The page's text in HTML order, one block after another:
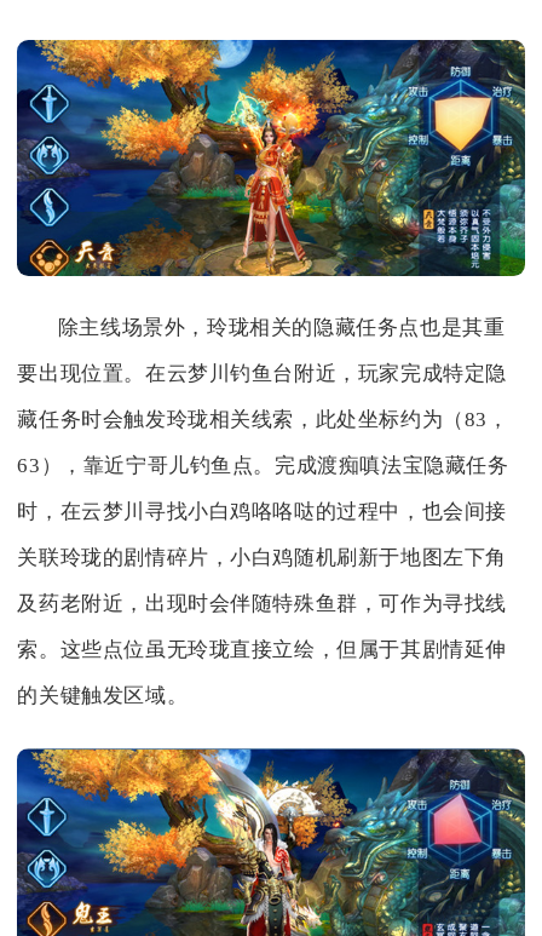
除主线场景外，玲珑相关的隐藏任务点也是其重
要出现位置。在云梦川钓鱼台附近，玩家完成特定隐
藏任务时会触发玲珑相关线索，此处坐标约为（83，
63），靠近宁哥儿钓鱼点。完成渡痴嗔法宝隐藏任务
时，在云梦川寻找小白鸡咯咯哒的过程中，也会间接
关联玲珑的剧情碎片，小白鸡随机刷新于地图左下角
及药老附近，出现时会伴随特殊鱼群，可作为寻找线
索。这些点位虽无玲珑直接立绘，但属于其剧情延伸
的关键触发区域。